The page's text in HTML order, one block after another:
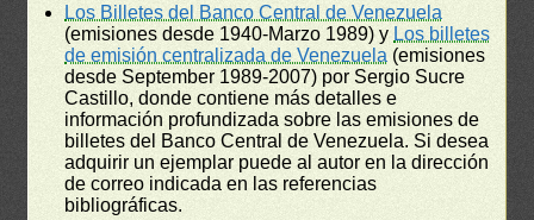
Los Billetes del Banco Central de Venezuela
(emisiones desde 1940-Marzo 1989) y Los billetes
de emisión centralizada de Venezuela (emisiones
desde September 1989-2007) por Sergio Sucre
Castillo, donde contiene más detalles e
información profundizada sobre las emisiones de
billetes del Banco Central de Venezuela. Si desea
adquirir un ejemplar puede al autor en la dirección
de correo indicada en las referencias
bibliográficas.